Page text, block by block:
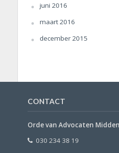
juni 2016
maart 2016
december 2015
CONTACT
Orde van Advocaten
030 234 38 19